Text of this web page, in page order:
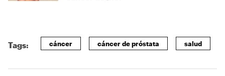
Tags: cáncer cáncer de próstata salud